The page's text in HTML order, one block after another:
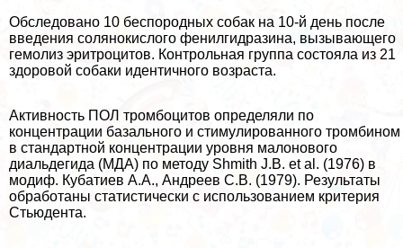
Обследовано 10 беспородных собак на 10-й день после
введения солянокислого фенилгидразина, вызывающего
гемолиз эритроцитов. Контрольная группа состояла из 21
здоровой собаки идентичного возраста.
Активность ПОЛ тромбоцитов определяли по
концентрации базального и стимулированного тромбином
в стандартной концентрации уровня малонового
диальдегида (МДА) по методу Shmith J.B. et al. (1976) в
модиф. Кубатиев А.А., Андреев С.В. (1979). Результаты
обработаны статистически с использованием критерия
Стьюдента.